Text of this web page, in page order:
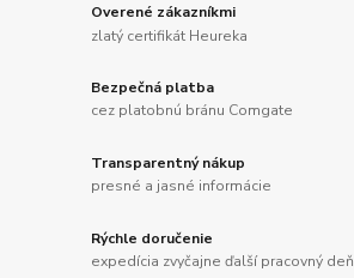
Overené zákazníkmi
zlatý certifikát Heureka
Bezpečná platba
cez platobnú bránu Comgate
Transparentný nákup
presné a jasné informácie
Rýchle doručenie
expedícia zvyčajne ďalší pracovný deň